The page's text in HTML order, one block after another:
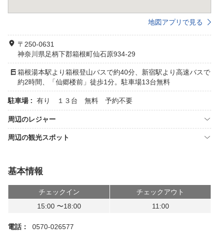
地図アプリで見る
〒250-0631
神奈川県足柄下郡箱根町仙石原934-29
箱根湯本駅より箱根登山バスで約40分、新宿駅より高速バスで
約2時間、「仙郷楼前」徒歩1分。駐車場13台無料
駐車場 : 有り １３台 無料 予約不要
周辺のレジャー
周辺の観光スポット
基本情報
チェックイン
チェックアウト
15:00 〜18:00
11:00
電話：
0570-026577